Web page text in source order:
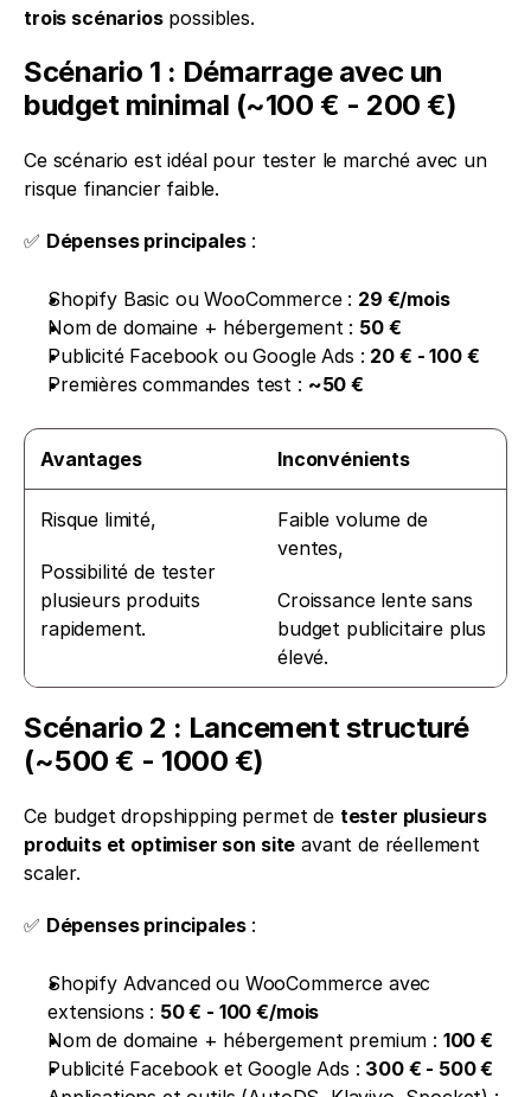
trois scénarios possibles.
Scénario 1 : Démarrage avec un
budget minimal (~100 € - 200 €)
Ce scénario est idéal pour tester le marché avec un
risque financier faible.
✅ Dépenses principales :
Shopify Basic ou WooCommerce : 29 €/mois
Nom de domaine + hébergement : 50 €
Publicité Facebook ou Google Ads : 20 € - 100 €
Premières commandes test : ~50 €
Avantages Inconvénients
Risque limité,
Possibilité de tester
plusieurs produits
rapidement.
Faible volume de
ventes,
Croissance lente sans
budget publicitaire plus
élevé.
Scénario 2 : Lancement structuré
(~500 € - 1000 €)
Ce budget dropshipping permet de tester plusieurs
produits et optimiser son site avant de réellement
scaler.
✅ Dépenses principales :
Shopify Advanced ou WooCommerce avec
extensions : 50 € - 100 €/mois
Nom de domaine + hébergement premium : 100 €
Publicité Facebook et Google Ads : 300 € - 500 €